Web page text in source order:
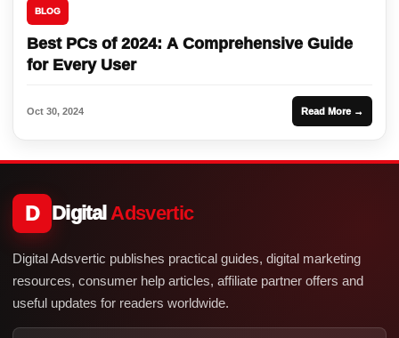
BLOG
Best PCs of 2024: A Comprehensive Guide
for Every User
Oct 30, 2024 Read More →
D DigitalAdsvertic
Digital Adsvertic publishes practical guides, digital marketing
resources, consumer help articles, affiliate partner offers and
useful updates for readers worldwide.